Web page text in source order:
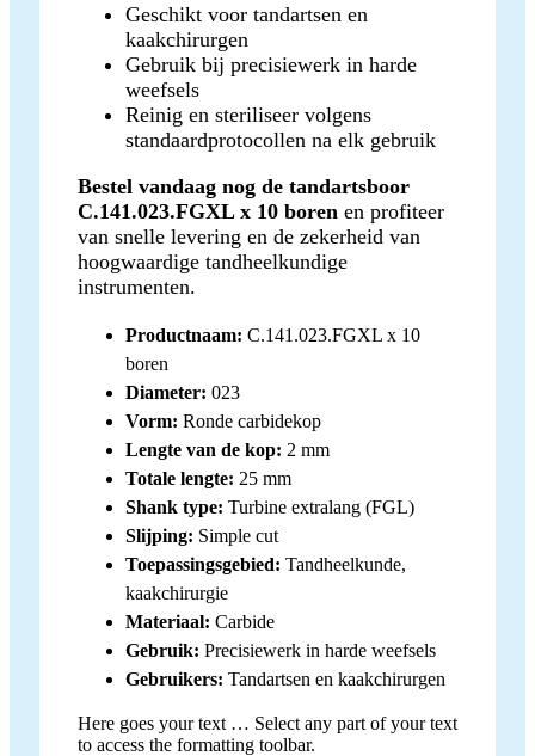
Geschikt voor tandartsen en
kaakchirurgen
Gebruik bij precisiewerk in harde
weefsels
Reinig en steriliseer volgens
standaardprotocollen na elk gebruik
Bestel vandaag nog de tandartsboor
C.141.023.FGXL x 10 boren en profiteer
van snelle levering en de zekerheid van
hoogwaardige tandheelkundige
instrumenten.
Productnaam: C.141.023.FGXL x 10
boren
Diameter: 023
Vorm: Ronde carbidekop
Lengte van de kop: 2 mm
Totale lengte: 25 mm
Shank type: Turbine extralang (FGL)
Slijping: Simple cut
Toepassingsgebied: Tandheelkunde,
kaakchirurgie
Materiaal: Carbide
Gebruik: Precisiewerk in harde weefsels
Gebruikers: Tandartsen en kaakchirurgen
Here goes your text … Select any part of your text
to access the formatting toolbar.